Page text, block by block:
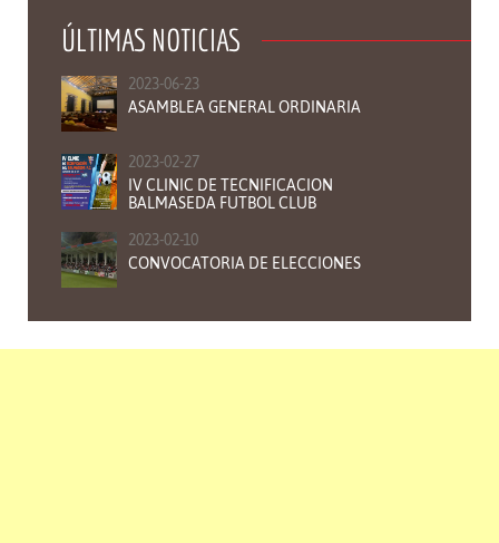
ÚLTIMAS NOTICIAS
2023-06-23
ASAMBLEA GENERAL ORDINARIA
2023-02-27
IV CLINIC DE TECNIFICACION
BALMASEDA FUTBOL CLUB
2023-02-10
CONVOCATORIA DE ELECCIONES